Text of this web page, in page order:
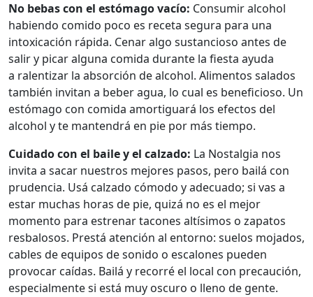
No bebas con el estómago vacío: Consumir alcohol
habiendo comido poco es receta segura para una
intoxicación rápida. Cenar algo sustancioso antes de
salir y picar alguna comida durante la fiesta ayuda
a ralentizar la absorción de alcohol. Alimentos salados
también invitan a beber agua, lo cual es beneficioso. Un
estómago con comida amortiguará los efectos del
alcohol y te mantendrá en pie por más tiempo.
Cuidado con el baile y el calzado: La Nostalgia nos
invita a sacar nuestros mejores pasos, pero bailá con
prudencia. Usá calzado cómodo y adecuado; si vas a
estar muchas horas de pie, quizá no es el mejor
momento para estrenar tacones altísimos o zapatos
resbalosos. Prestá atención al entorno: suelos mojados,
cables de equipos de sonido o escalones pueden
provocar caídas. Bailá y recorré el local con precaución,
especialmente si está muy oscuro o lleno de gente.